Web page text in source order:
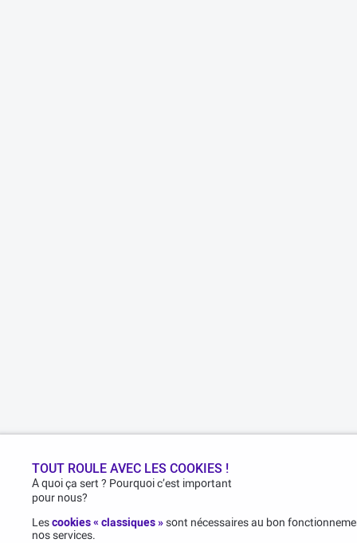
TOUT ROULE AVEC LES COOKIES !
A quoi ça sert ? Pourquoi c’est important
pour nous?
Lescookies « classiques »sont nécessaires au bon
nos services.